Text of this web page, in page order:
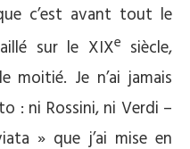
c’est avant tout le
sur le XIXe siècle,
moitié. Je n’ai jamais
: ni Rossini, ni Verdi –
» que j’ai mise en